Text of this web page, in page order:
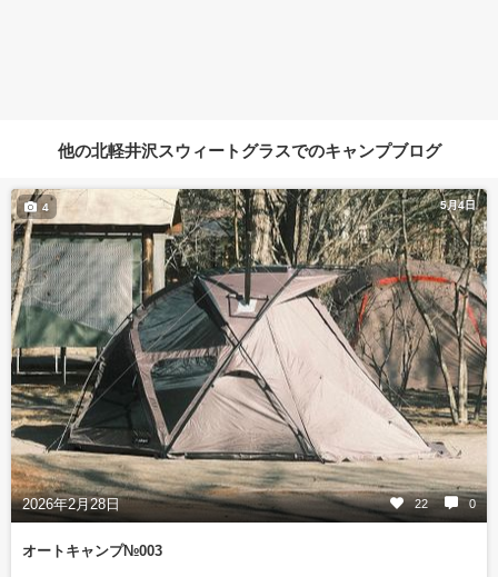
他の北軽井沢スウィートグラスでのキャンプブログ
5月4日
2026年2月28日 22 0
4
オートキャンプ№003